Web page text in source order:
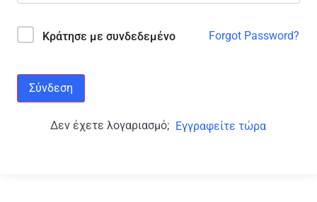
Κράτησε με συνδεδεμένο Forgot Password?
Σύνδεση
Δεν έχετε λογαριασμό; Εγγραφείτε τώρα